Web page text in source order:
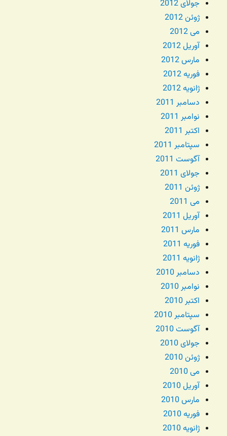
جولای 2012
ژوئن 2012
می 2012
آوریل 2012
مارس 2012
فوریه 2012
ژانویه 2012
دسامبر 2011
نوامبر 2011
اکتبر 2011
سپتامبر 2011
آگوست 2011
جولای 2011
ژوئن 2011
می 2011
آوریل 2011
مارس 2011
فوریه 2011
ژانویه 2011
دسامبر 2010
نوامبر 2010
اکتبر 2010
سپتامبر 2010
آگوست 2010
جولای 2010
ژوئن 2010
می 2010
آوریل 2010
مارس 2010
فوریه 2010
ژانویه 2010